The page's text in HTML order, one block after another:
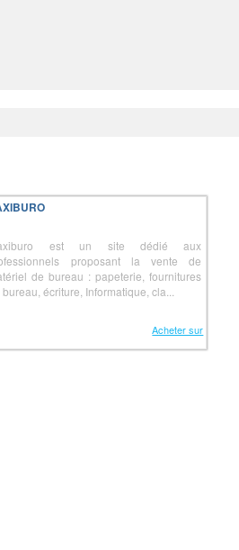
est un site dédié aux
proposant la vente de
de bureau : papeterie, fournitures
écriture, Informatique, cla...
Acheter sur